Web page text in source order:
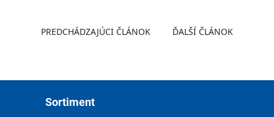
PREDCHÁDZAJÚCI ČLÁNOK ĎALŠÍ ČLÁNOK
Sortiment